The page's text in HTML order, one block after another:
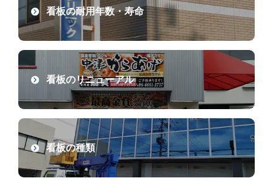
大阪府 奈良県 京都府
滋賀県 兵庫県
和歌山県
看板の耐用年数・寿命
看板のリニューアル
看板の種類